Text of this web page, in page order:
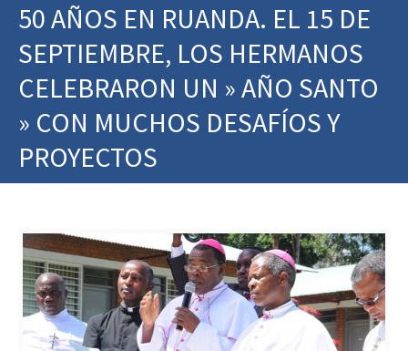
50 AÑOS EN RUANDA. EL 15 DE
SEPTIEMBRE, LOS HERMANOS
CELEBRARON UN » AÑO SANTO
» CON MUCHOS DESAFÍOS Y
PROYECTOS